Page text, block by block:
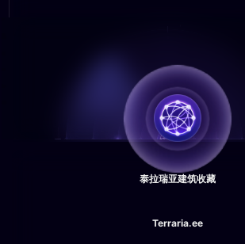
泰拉瑞亚建筑收藏
Terraria.ee